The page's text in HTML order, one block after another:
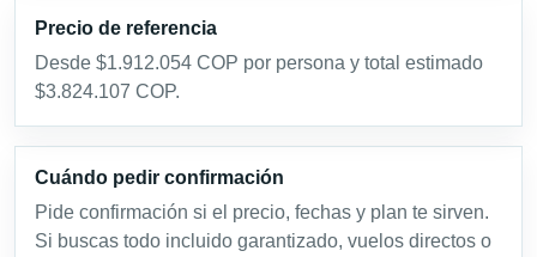
Precio de referencia
Desde $1.912.054 COP por persona y total estimado
$3.824.107 COP.
Cuándo pedir confirmación
Pide confirmación si el precio, fechas y plan te sirven.
Si buscas todo incluido garantizado, vuelos directos o